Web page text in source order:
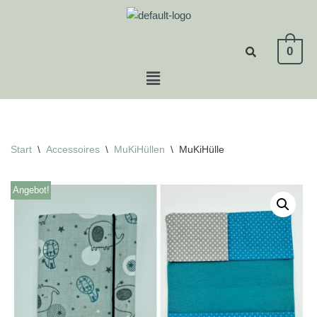
0
Start \ Accessoires \ MuKiHüllen \ MuKiHülle
Angebot!